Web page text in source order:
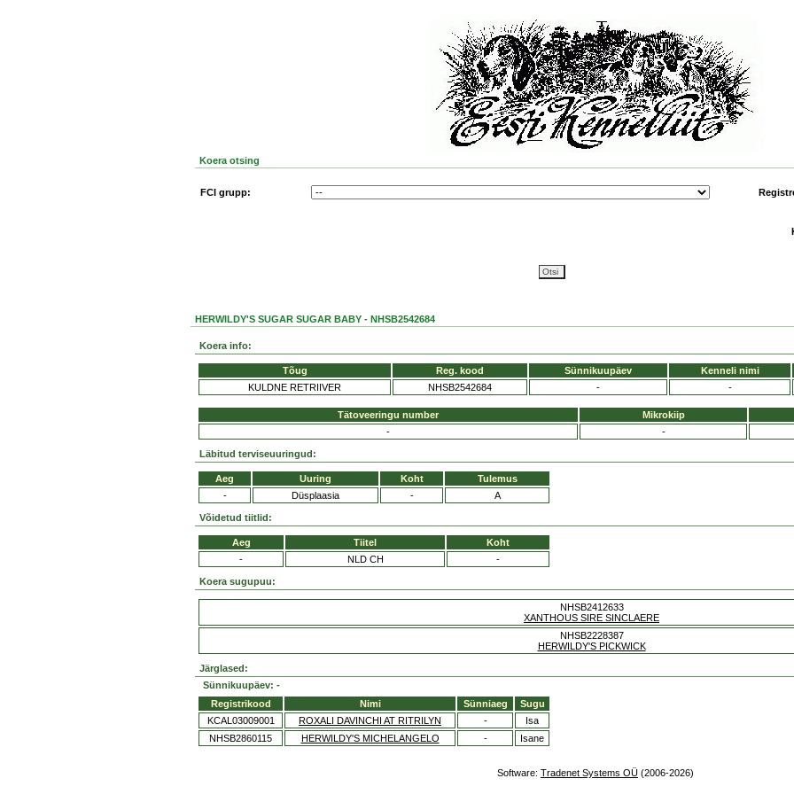
Koera otsing
FCI grupp:
HERWILDY'S SUGAR SUGAR BABY - NHSB2542684
Koera info:
Tõug Reg. kood Sünnikuupäev Kenneli nimi
KULDNE RETRIIVER
NHSB2542684 - -
Tätoveeringu number Mikrokiip
-
-
Läbitud terviseuuringud:
Aeg Uuring Koht
Tulemus
-
Düsplaasia - A
Võidetud tiitlid:
Aeg Tiitel
Koht
-
NLD CH -
Koera sugupuu:
NHSB2412633
XANTHOUS SIRE SINCLAERE
NHSB2228387
HERWILDY'S PICKWICK
Järglased:
Sünnikuupäev: -
Registrikood
Nimi Sünniaeg
Sugu
KCAL03009001
ROXALI DAVINCHI AT RITRILYN -
Isa
NHSB2860115
HERWILDY'S MICHELANGELO - Isane
Software: Tradenet Systems OÜ (2006-2026)